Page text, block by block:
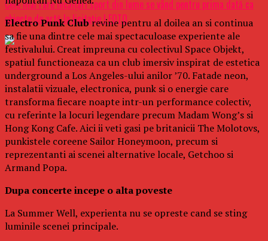
Cele mai rare încălţări sport din lume se vând pentru prima dată ca
obiecte de artă la licitaţie | FOTO
Electro Punk Clubrevine pentru al doilea an si continua
sa fie una dintre cele mai spectaculoase experiente ale
festivalului. Creat impreuna cu colectivul Space Objekt,
spatiul functioneaza ca un club imersiv inspirat de estetica
underground a Los Angeles-ului anilor ’70. Fatade neon,
instalatii vizuale, electronica, punk si o energie care
transforma fiecare noapte intr-un performance colectiv,
cu referinte la locuri legendare precum Madam Wong’s si
Hong Kong Cafe. Aici ii veti gasi pe britanicii The Molotovs,
punkistele coreene Sailor Honeymoon, precum si
reprezentanti ai scenei alternative locale, Getchoo si
Armand Popa.
Dupa concerte incepe o alta poveste
La Summer Well, experienta nu se opreste cand se sting
luminile scenei principale.